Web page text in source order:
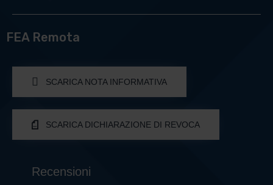
FEA Remota
SCARICA NOTA INFORMATIVA
SCARICA DICHIARAZIONE DI REVOCA
Recensioni